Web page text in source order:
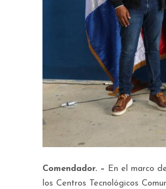
Comendador. – En el marco
los Centros Tecnológicos